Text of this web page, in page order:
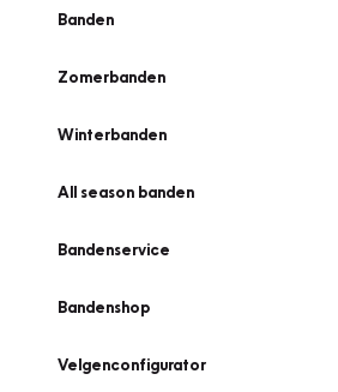
Banden
Zomerbanden
Winterbanden
All season banden
Bandenservice
Bandenshop
Velgenconfigurator